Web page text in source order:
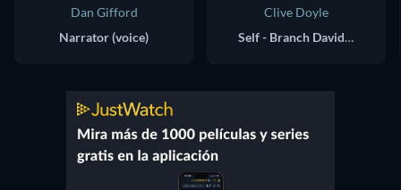
Dan Gifford
Narrator (voice)
Clive Doyle
Self - Branch Davidian